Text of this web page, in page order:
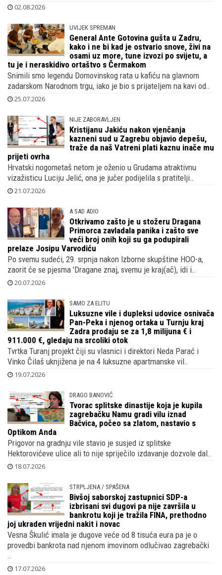
02.08.2026
UVIJEK SPREMAN
General Ante Gotovina gušta u Zadru,
kako i ne bi kad je ostvario snove, živi na
osami uz more, tune izvozi po svijetu, a
tu je i neraskidivo ortaštvo s Čermakom
Snimili smo legendu Domovinskog rata u kafiću na glavnom
zadarskom Narodnom trgu, iako je bio s prijateljem na kavi od..
25.07.2026
NIJE ZABORAVLJEN
Kristijanu Jakiću nakon vjenčanja
kazneni sud u Zagrebu objavio depešu,
traže da naš Vatreni plati kaznu inače mu
prijeti ovrha
Hrvatski nogometaš netom je oženio u Grudama atraktivnu
vizažisticu Luciju Jelić, ona je jučer podijelila s pratitelji..
21.07.2026
A SAD ADIO
Otkrivamo zašto je u stožeru Dragana
Primorca zavladala panika i zašto sve
veći broj onih koji su ga podupirali
prelaze Josipu Varvodiću
Po svemu sudeći, 29. srpnja nakon Izborne skupštine HOO-a,
zaorit će se pjesma 'Dragane znaj, svemu je kraj(ač), idi i..
20.07.2026
SAMO ZA ELITU
Luksuzne vile i dupleksi udovice osnivača
Pan-Peka i njenog ortaka u Turnju kraj
Zadra prodaju se za 1,8 milijuna € i
911.000 €, gledaju na srcoliki otok
Tvrtka Turanj projekt čiji su vlasnici i direktori Neda Parać i
Vinko Čilaš uknjižena je na 4 luksuzne apartmanske vil..
19.07.2026
DRAGO BANOVIĆ
Tvorac splitske dinastije koja je kupila
zagrebačku Namu gradi vilu iznad
Bačvica, počeo sa zlatom, nastavio s
Optikom Anda
Prigovor na gradnju vile stavio je susjed iz splitske
Hektorovićeve ulice ali to nije spriječilo izdavanje dozvole dal..
18.07.2026
STRPLJENA / SPAŠENA
Bivšoj saborskoj zastupnici SDP-a
izbrisani svi dugovi pa nije završila u
bankrotu koji je tražila FINA, prethodno
joj ukraden vrijedni nakit i novac
Vesna Škulić imala je dugove veće od 8 tisuća eura pa je o
provedbi bankrota nad njenom imovinom odlučivao zagrebački
..
17.07.2026